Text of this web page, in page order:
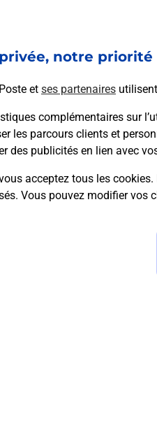
notre priorité
et ses partenaires
complémentaires sur
les parcours clients et
des publicités en lien avec
acceptez tous les
Vous pouvez modifier
: ARNAC LA
les solutions
dans
!
avec